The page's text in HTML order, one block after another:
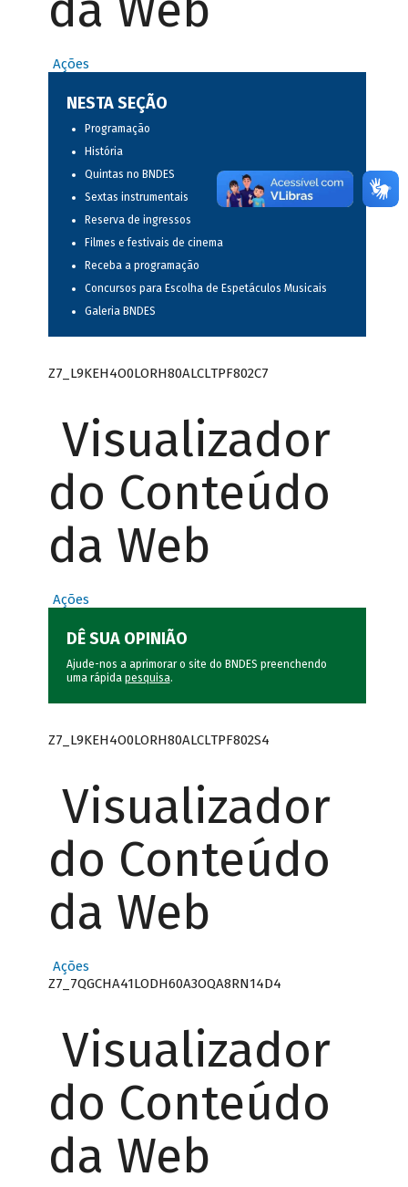
Ações
NESTA SEÇÃO
Programação
História
Quintas no BNDES
Sextas instrumentais
Reserva de ingressos
Filmes e festivais de cinema
Receba a programação
Concursos para Escolha de Espetáculos Musicais
Galeria BNDES
Z7_L9KEH4O0LORH80ALCLTPF802C7
Visualizador
do Conteúdo
da Web
Ações
DÊ SUA OPINIÃO
Ajude-nos a aprimorar o site do BNDES preenchendo
uma rápida pesquisa.
Z7_L9KEH4O0LORH80ALCLTPF802S4
Visualizador
do Conteúdo
da Web
Ações
Z7_7QGCHA41LODH60A3OQA8RN14D4
Visualizador
do Conteúdo
da Web